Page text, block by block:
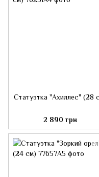
Статуэтка "Ахиллес" (28
2 890 грн